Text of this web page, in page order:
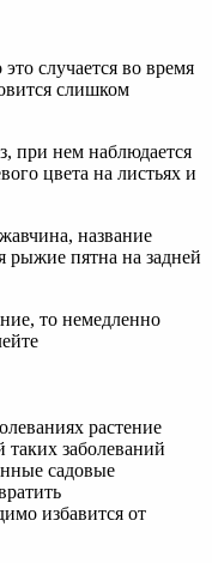
случается во время
слишком
при нем наблюдается
цвета на листьях и
название
рыжие пятна на задней
то немедленно
растение
заболеваний
садовые
избавится от